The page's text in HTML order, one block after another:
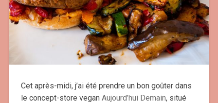
Cet après-midi, j’ai été prendre un bon goûter dans
le concept-store vegan Aujourd’hui Demain, situé